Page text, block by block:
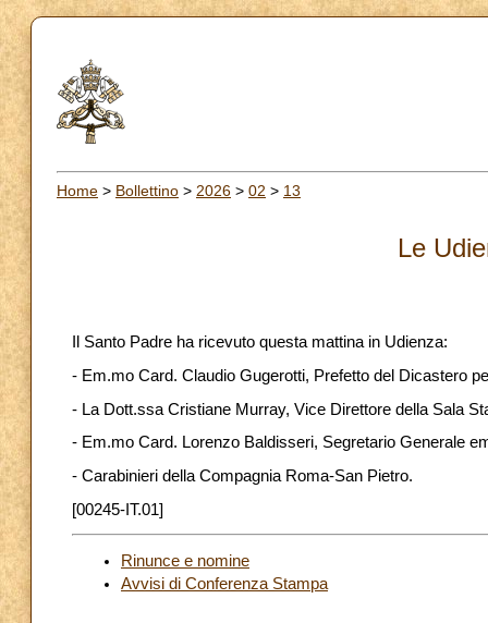
Home > Bollettino > 2026 > 02 > 13
Le
Il Santo Padre ha ricevuto questa mattina in Udienza:
- Em.mo Card. Claudio Gugerotti, Prefetto del Dicastero
- La Dott.ssa Cristiane Murray, Vice Direttore della Sala
- Em.mo Card. Lorenzo Baldisseri, Segretario Generale
- Carabinieri della Compagnia Roma-San Pietro.
[00245-IT.01]
Rinunce e nomine
Avvisi di Conferenza Stampa